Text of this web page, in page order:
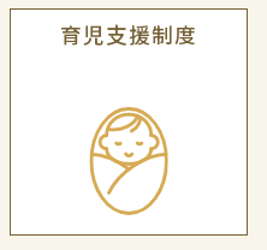
育児支援制度